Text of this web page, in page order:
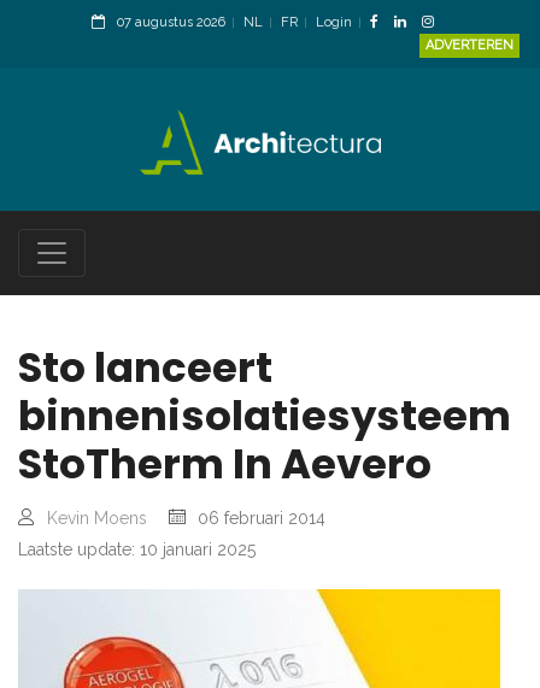
07 augustus 2026 NL FR
Login
ADVERTEREN
Sto lanceert
binnenisolatiesysteem
StoTherm In Aevero
Kevin Moens
06 februari 2014
Laatste update: 10 januari 2025